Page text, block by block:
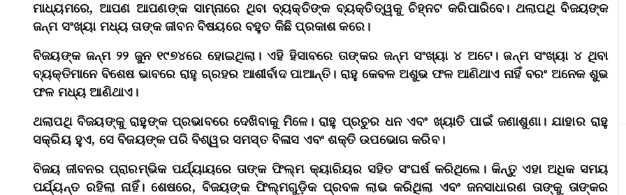
ମାଧ୍ୟମରେ, ଆପଣ ଆପଣଙ୍କ ସାମ୍ନାରେ ଥିବା ବ୍ୟକ୍ତିଙ୍କ ବ୍ୟକ୍ତିତ୍ୱକୁ ଚିହ୍ନଟ କରିପାରିବେ। ଥଲାପଥି ବିଜୟଙ୍କ
ଜନ୍ମ ସଂଖ୍ୟା ମଧ୍ୟ ତାଙ୍କ ଜୀବନ ବିଷୟରେ ବହୁତ କିଛି ପ୍ରକାଶ କରେ।
ବିଜୟଙ୍କ ଜନ୍ମ ୨୨ ଜୁନ ୧୯୭୪ରେ ହୋଇଥିଲା। ଏହି ହିସାବରେ ତାଙ୍କର ଜନ୍ମ ସଂଖ୍ୟା ୪ ଅଟେ। ଜନ୍ମ ସଂଖ୍ୟା ୪ ଥିବା
ବ୍ୟକ୍ତିମାନେ ବିଶେଷ ଭାବରେ ରାହୁ ଗ୍ରହର ଆଶୀର୍ବାଦ ପାଆନ୍ତି। ରାହୁ କେବଳ ଅଶୁଭ ଫଳ ଆଣିଥାଏ ନାହିଁ ବରଂ ଅନେକ ଶୁଭ
ଫଳ ମଧ୍ୟ ଆଣିଥାଏ।
ଥଲାପଥି ବିଜୟଙ୍କୁ ରାହୁଙ୍କ ପ୍ରଭାବରେ ଦେଖିବାକୁ ମିଳେ। ରାହୁ ପ୍ରଚୁର ଧନ ଏବଂ ଖ୍ୟାତି ପାଇଁ ଜଣାଶୁଣା। ଯାହାର ରାହୁ
ସକ୍ରିୟ ହୁଏ, ସେ ବିଜୟଙ୍କ ପରି ବିଶ୍ୱର ସମସ୍ତ ବିଳାସ ଏବଂ ଶକ୍ତି ଉପଭୋଗ କରିବ।
ବିଜୟ ଜୀବନର ପ୍ରାରମ୍ଭିକ ପର୍ଯ୍ୟାୟରେ ତାଙ୍କ ଫିଲ୍ମ କ୍ୟାରିୟର ସହିତ ସଂଘର୍ଷ କରିଥିଲେ। କିନ୍ତୁ ଏହା ଅଧିକ ସମୟ
ପର୍ଯ୍ୟନ୍ତ ରହିଲା ନାହିଁ। ଶେଷରେ, ବିଜୟଙ୍କ ଫିଲ୍ମଗୁଡ଼ିକ ପ୍ରବଳ ଲାଭ କରିଥିଲା ଏବଂ ଜନସାଧାରଣ ତାଙ୍କୁ ତାଙ୍କର